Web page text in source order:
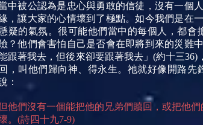
中被公認為是忠心與勇敢的信徒，沒有一個
，讓大家的心情壞到了極點。如今我們是在
疑的氣氛。很可能他們當中的每個人，都
？他們會害怕自己是否會在即將到來的災難
跟著我去，但後來卻要跟著我去」(約十三
回，叫他們歸向神、得永生。祂就好像開路
：
他們沒有一個能把他的兄弟們贖回，或把他
。(詩四十九7-9)